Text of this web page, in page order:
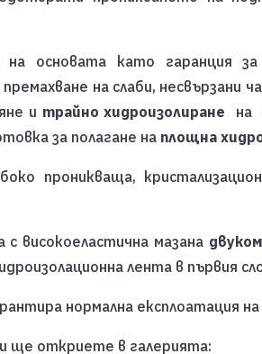
на основата като гаранция
на слаби, несвързани
и трайно хидроизолиране на
за полагане на площна
проникваща,
високоеластична мазана
лента в първия
нормална експлоатация
ще откриете в галерията: